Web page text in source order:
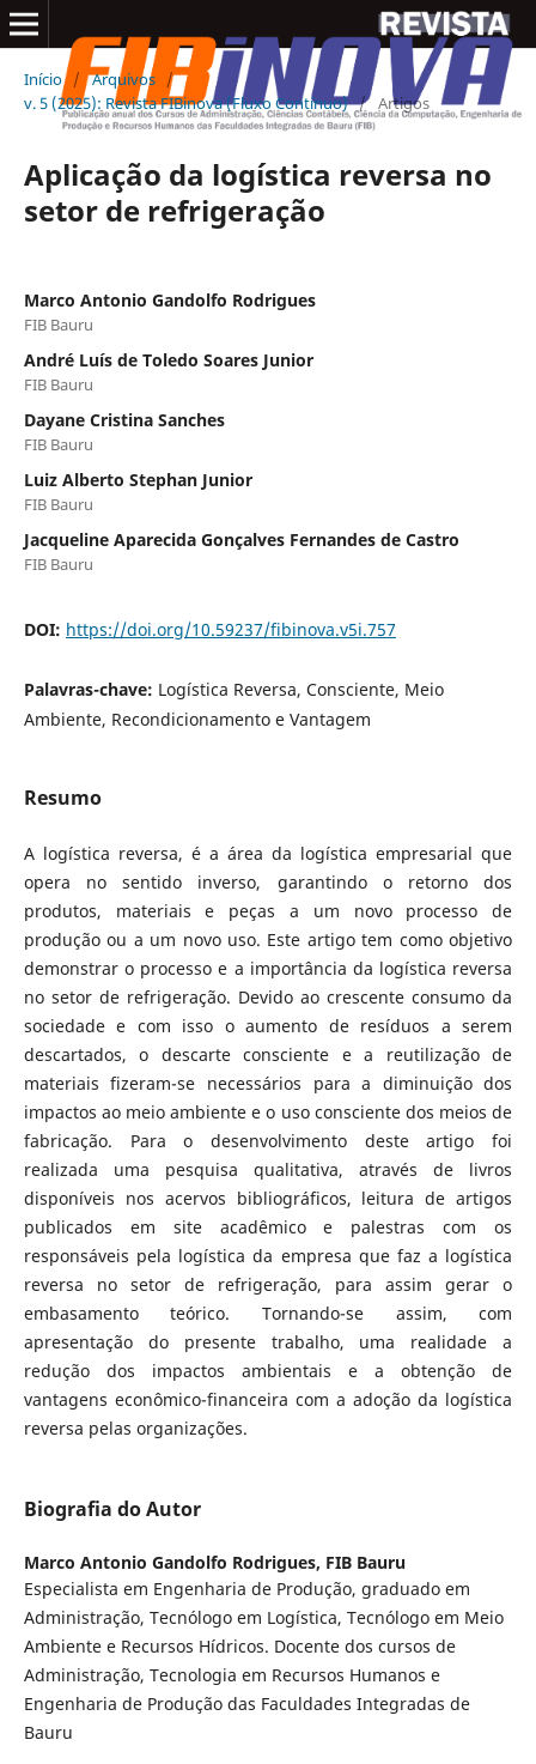
Início / Arquivos /
v. 5 (2025): Revista FIBinova (Fluxo Contínuo) / Artigos
Aplicação da logística reversa no
setor de refrigeração
Marco Antonio Gandolfo Rodrigues
FIB Bauru
André Luís de Toledo Soares Junior
FIB Bauru
Dayane Cristina Sanches
FIB Bauru
Luiz Alberto Stephan Junior
FIB Bauru
Jacqueline Aparecida Gonçalves Fernandes de Castro
FIB Bauru
DOI: https://doi.org/10.59237/fibinova.v5i.757
Palavras-chave: Logística Reversa, Consciente, Meio
Ambiente, Recondicionamento e Vantagem
Resumo
A logística reversa, é a área da logística empresarial que
opera no sentido inverso, garantindo o retorno dos
produtos, materiais e peças a um novo processo de
produção ou a um novo uso. Este artigo tem como objetivo
demonstrar o processo e a importância da logística reversa
no setor de refrigeração. Devido ao crescente consumo da
sociedade e com isso o aumento de resíduos a serem
descartados, o descarte consciente e a reutilização de
materiais fizeram-se necessários para a diminuição dos
impactos ao meio ambiente e o uso consciente dos meios de
fabricação. Para o desenvolvimento deste artigo foi
realizada uma pesquisa qualitativa, através de livros
disponíveis nos acervos bibliográficos, leitura de artigos
publicados em site acadêmico e palestras com os
responsáveis pela logística da empresa que faz a logística
reversa no setor de refrigeração, para assim gerar o
embasamento teórico. Tornando-se assim, com
apresentação do presente trabalho, uma realidade a
redução dos impactos ambientais e a obtenção de
vantagens econômico-financeira com a adoção da logística
reversa pelas organizações.
Biografia do Autor
Marco Antonio Gandolfo Rodrigues, FIB Bauru
Especialista em Engenharia de Produção, graduado em
Administração, Tecnólogo em Logística, Tecnólogo em Meio
Ambiente e Recursos Hídricos. Docente dos cursos de
Administração, Tecnologia em Recursos Humanos e
Engenharia de Produção das Faculdades Integradas de
Bauru